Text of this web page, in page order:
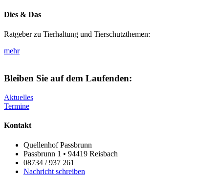
Dies & Das
Ratgeber zu Tierhaltung und Tierschutzthemen:
mehr
Bleiben Sie auf dem Laufenden:
Aktuelles
Termine
Kontakt
Quellenhof Passbrunn
Passbrunn 1 • 94419 Reisbach
08734 / 937 261
Nachricht schreiben